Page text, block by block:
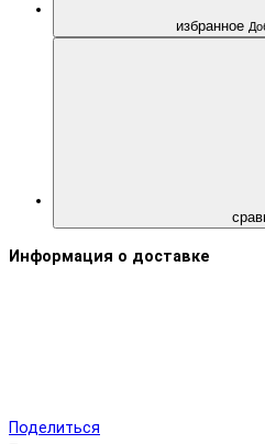
избранное
Информация о доставке
Поделиться